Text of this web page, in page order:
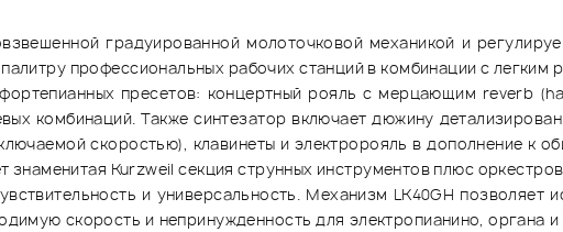
градуированной молоточковой механикой и
профессиональных рабочих станций в комбинации с
пресетов: концертный рояль с мерцающим reverb
комбинаций. Также синтезатор включает дюжину
скоростью), клавинеты и электророяль в дополнение к
знаменитая Kurzweil секция струнных инструментов плюс
и универсальность. Механизм LK40GH
скорость и непринужденность для электропианино, органа